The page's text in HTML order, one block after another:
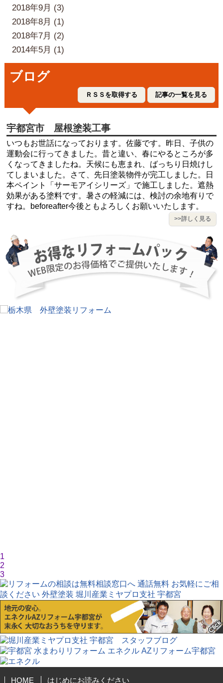
2018年9月 (3)
2018年8月 (1)
2018年7月 (2)
2014年5月 (1)
ブログ
記事の一覧を見る
ＲＳＳを取得する
宇都宮市 屋根塗装工事
いつもお世話になっております。佐藤です。昨日、子供の
運動会に行ってきました。昔と違い、春にやるところが多
くなってきましたね。天候にも恵まれ、ばっちり日焼けし
てしまいました。さて、先日塗装物件が完工しました。日
本ペイント「サーモアイシリーズ」で施工しました。遮熱
効果がある塗料です。暑さの軽減には、検討の余地有りで
すね。beforeafter今後ともよろしくお願いいたします。
>>詳しく見る
1
2
3
HOME はじめにお読みください